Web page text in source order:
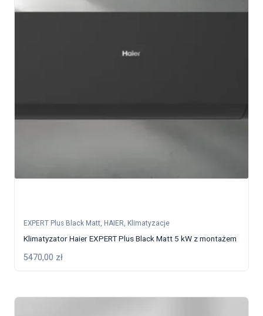
EXPERT Plus Black Matt HAIER Klimatyzacje
Klimatyzator Haier EXPERT Plus Black Matt 5 kW z montażem
5470,00 zł